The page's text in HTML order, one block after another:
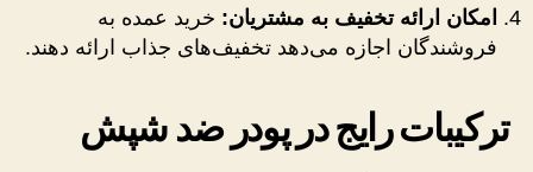
امکان ارائه تخفیف به مشتریان: خرید عمده به
فروشندگان اجازه می‌دهد تخفیف‌های جذاب ارائه دهند.
ترکیبات رایج در پودر ضد شپش